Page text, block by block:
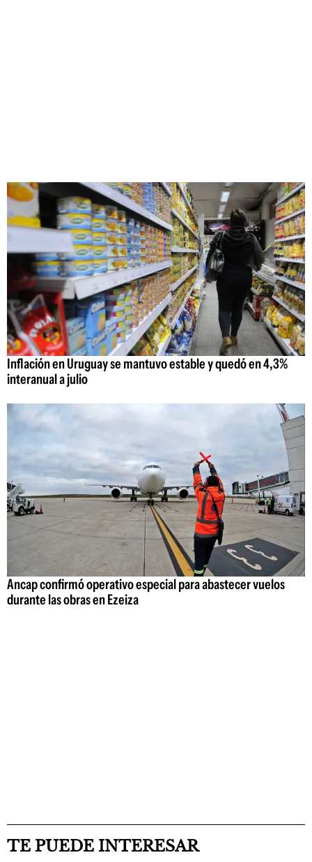
Inflación en Uruguay se mantuvo estable y quedó en 4,3%
interanual a julio
Ancap confirmó operativo especial para abastecer vuelos
durante las obras en Ezeiza
TE PUEDE INTERESAR